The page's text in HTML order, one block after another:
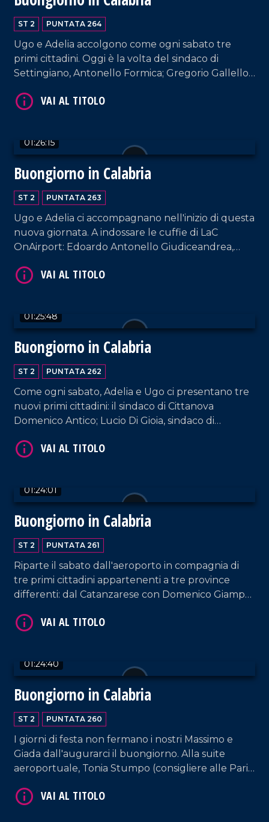
ST 2 PUNTATA 264
Ugo e Adelia accolgono come ogni sabato tre
primi cittadini. Oggi è la volta del sindaco di
Settingiano, Antonello Formica; Gregorio Gallello
Vincenzo Pellegrino.
01:26:15
Buongiorno in Calabria
ST 2 PUNTATA 263
Ugo e Adelia ci accompagnano nell'inizio di questa
nuova giornata. A indossare le cuffie di LaC
OnAirport: Edoardo Antonello Giudiceandrea,
Petronà; Donatella Deposito, sindaca di Parenti.
01:25:48
Buongiorno in Calabria
ST 2 PUNTATA 262
Come ogni sabato, Adelia e Ugo ci presentano tre
nuovi primi cittadini: il sindaco di Cittanova
Domenico Antico; Lucio Di Gioia, sindaco di
del Bianco.
01:24:01
Buongiorno in Calabria
ST 2 PUNTATA 261
Riparte il sabato dall'aeroporto in compagnia di
tre primi cittadini appartenenti a tre province
differenti: dal Catanzarese con Domenico Giampà
Condello (sindaco di San Nicola Da Crissa, nel
a cura di Adelia Iacino e Ugo Floro.
01:24:40
Buongiorno in Calabria
ST 2 PUNTATA 260
I giorni di festa non fermano i nostri Massimo e
Giada dall'augurarci il buongiorno. Alla suite
aeroportuale, Tonia Stumpo (consigliere alle Pari
Parchi Marini Calabria). Infine, Michele Mirabelli,
VAI AL TITOLO
VAI AL TITOLO
VAI AL TITOLO